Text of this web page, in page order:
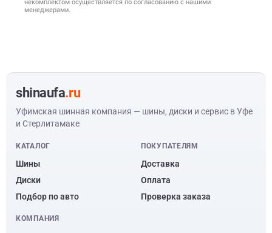
некомплектом осуществляется по согласованию с нашими
менеджерами.
shinaufa.ru
Уфимская шинная компания — шины, диски и сервис в Уфе
и Стерлитамаке
КАТАЛОГ
Шины
Диски
Подбор по авто
ПОКУПАТЕЛЯМ
Доставка
Оплата
Проверка заказа
КОМПАНИЯ